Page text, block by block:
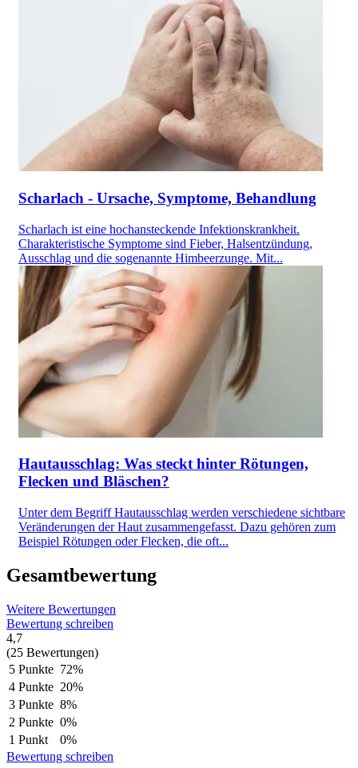
Scharlach - Ursache, Symptome, Behandlung
Scharlach ist eine hochansteckende Infektionskrankheit.
Charakteristische Symptome sind Fieber, Halsentzündung,
Ausschlag und die sogenannte Himbeerzunge. Mit...
Hautausschlag: Was steckt hinter Rötungen,
Flecken und Bläschen?
Unter dem Begriff Hautausschlag werden verschiedene sichtbare
Veränderungen der Haut zusammengefasst. Dazu gehören zum
Beispiel Rötungen oder Flecken, die oft...
Gesamtbewertung
Weitere Bewertungen
Bewertung schreiben
4,7
(25 Bewertungen)
5 Punkte 72%
4 Punkte 20%
3 Punkte 8%
2 Punkte 0%
1 Punkt
0%
Bewertung schreiben